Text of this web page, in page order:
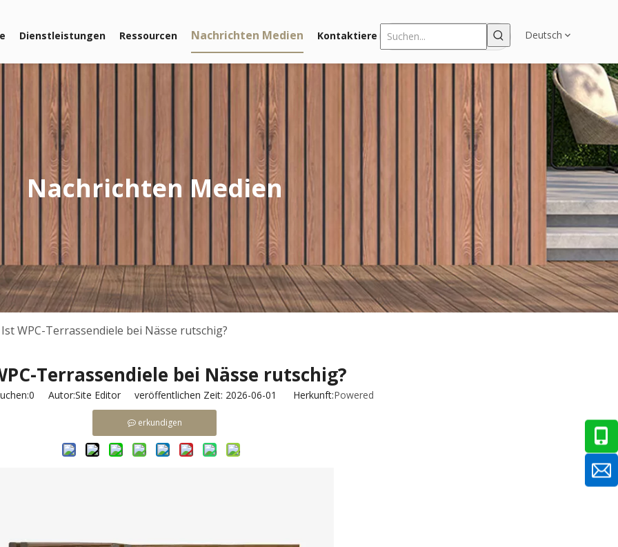
Dienstleistungen Ressourcen Nachrichten Medien Kontaktiere uns Deutsch
Nachrichten Medien
Ist WPC-Terrassendiele bei Nässe rutschig?
Terrassendiele bei Nässe rutschig?
0 Autor:Site Editor veröffentlichen Zeit: 2026-06-01 Herkunft:Powered
erkundigen